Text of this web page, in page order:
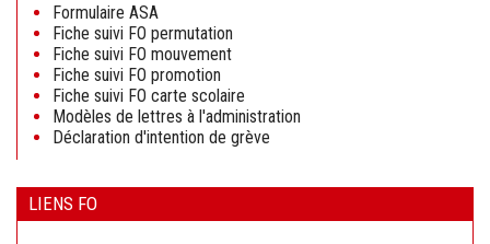
Formulaire ASA
Fiche suivi FO permutation
Fiche suivi FO mouvement
Fiche suivi FO promotion
Fiche suivi FO carte scolaire
Modèles de lettres à l'administration
Déclaration d'intention de grève
LIENS FO